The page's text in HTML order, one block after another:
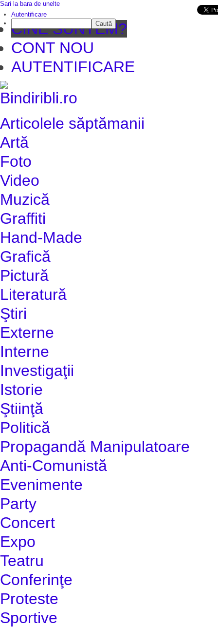
CINE SUNTEM?
CONT NOU
AUTENTIFICARE
Articolele săptămanii
Artă
Foto
Video
Muzică
Graffiti
Hand-Made
Grafică
Pictură
Literatură
Ştiri
Externe
Interne
Investigaţii
Istorie
Ştiinţă
Politică
Propagandă Manipulatoare
Anti-Comunistă
Evenimente
Party
Concert
Expo
Teatru
Conferinţe
Proteste
Sportive
Sari la bara de unelte
Autentificare
Caută